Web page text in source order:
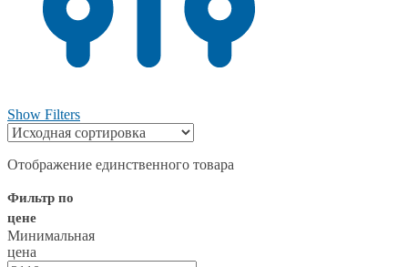
Show Filters
Отображение единственного товара
Фильтр по
цене
Минимальная
цена